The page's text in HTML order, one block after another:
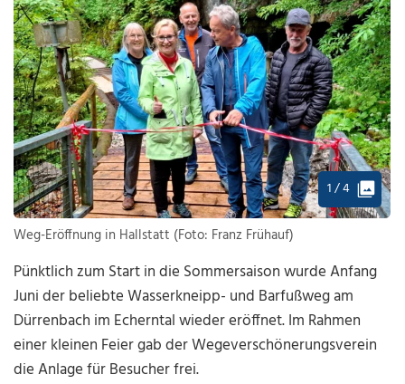
1 / 4
Weg-Eröffnung in Hallstatt (Foto: Franz Frühauf)
Pünktlich zum Start in die Sommersaison wurde Anfang
Juni der beliebte Wasserkneipp- und Barfußweg am
Dürrenbach im Echerntal wieder eröffnet. Im Rahmen
einer kleinen Feier gab der Wegeverschönerungsverein
die Anlage für Besucher frei.